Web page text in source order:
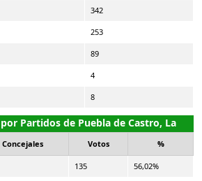
342
253
89
4
8
Partidos de Puebla de Castro, La
Concejales Votos %
135 56,02%